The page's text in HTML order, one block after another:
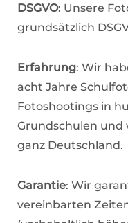
DSGVO: Unsere
grundsätzlich
Erfahrung: Wir
acht Jahre
Fotoshootings in
Grundschulen und
ganz Deutschland.
Garantie: Wir
vereinbarten